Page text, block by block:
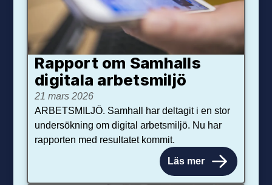
Rapport om Samhalls
digitala arbetsmiljö
21 mars 2026
ARBETSMILJÖ. Samhall har deltagit i en stor
undersökning om digital arbetsmiljö. Nu har
rapporten med resultatet kommit.
Läs mer